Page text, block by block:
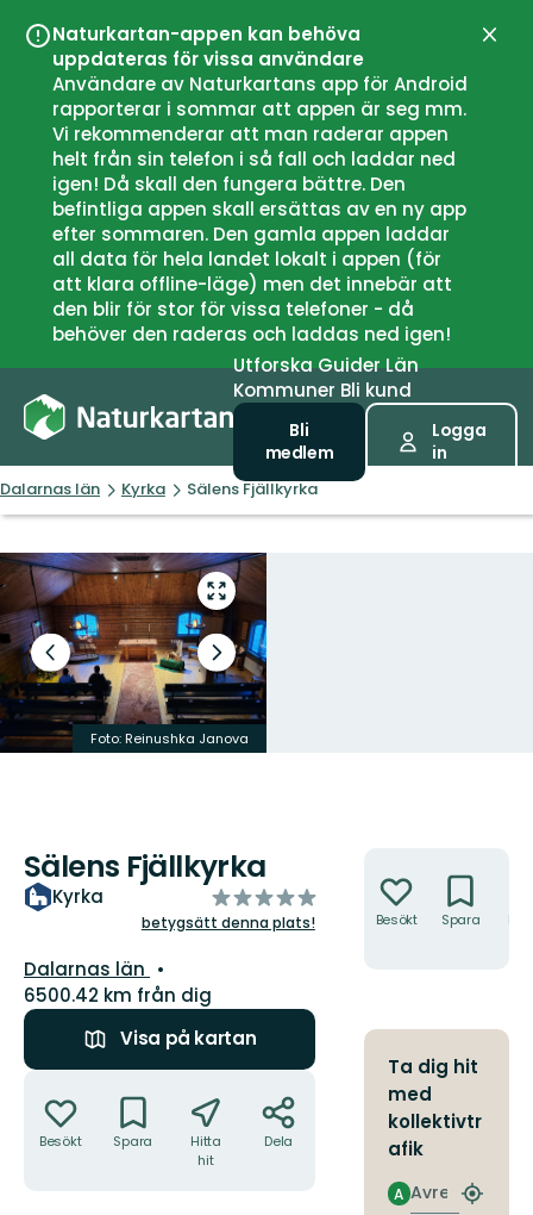
Naturkartan-appen kan behöva
uppdateras för vissa användare
Användare av Naturkartans app för Android
rapporterar i sommar att appen är seg mm.
Vi rekommenderar att man raderar appen
helt från sin telefon i så fall och laddar ned
igen! Då skall den fungera bättre. Den
befintliga appen skall ersättas av en ny app
efter sommaren. Den gamla appen laddar
all data för hela landet lokalt i appen (för
att klara offline-läge) men det innebär att
den blir för stor för vissa telefoner - då
behöver den raderas och laddas ned igen!
UtforskaGuiderLän
Kommuner Bli kund
Bli
medlem
Logga
in
Dalarnas län Kyrka Sälens Fjällkyrka
Gå
till
helskärmsläge
Föregående
bild
Nästa
bildspel
Foto: Reinushka Janova
Sälens Fjällkyrka
Kyrka
av
5
betygsätt denna plats!
Län:
Dalarnas län
6500.42 km från dig
Visa på kartan
Besökt Spara
Hitta
hit
Dela
Besökt Spara
Ta dig hit
med
kollektivtr
afik
Avresa
A
Hitta